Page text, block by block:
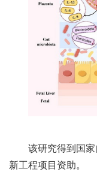
党
该研究得到国
新工程项目资助。